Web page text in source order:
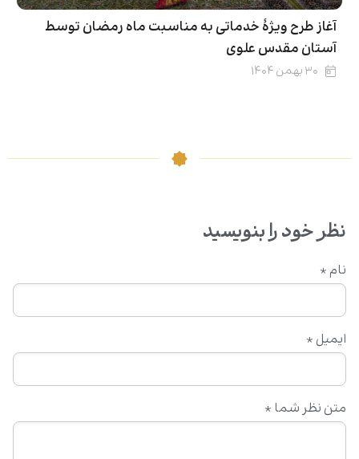
آغاز طرح ویژۀ خدماتی به مناسبت ماه رمضان توسط
آستان مقدس علوی
۳۰ بهمن ۱۴۰۴
نظر خود را بنویسید
متن نظر شما *
نام *
ایمیل *